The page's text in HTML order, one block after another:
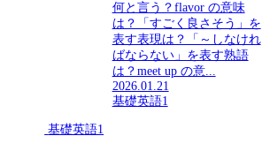
何と言う？flavor の意味
は？「すごく良さそう」を
表す表現は？「～しなけれ
ばならない」を表す熟語
は？meet up の意...
2026.01.21
基礎英語1
基礎英語1